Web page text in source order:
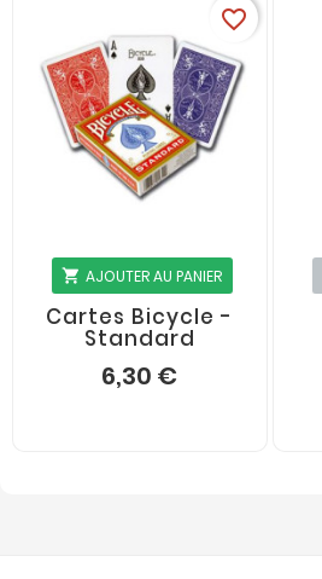
shopping_cart AJOUTER AU PANIER
  
Cartes Bicycle -
Standard
6,30 €
favorite_border